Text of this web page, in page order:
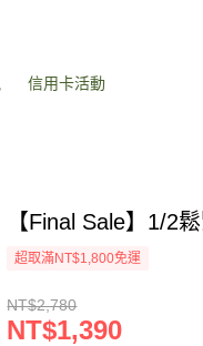
信用卡活動
【Final Sale】1/2
超取滿NT$1,800免運
NT$2,780
NT$1,390